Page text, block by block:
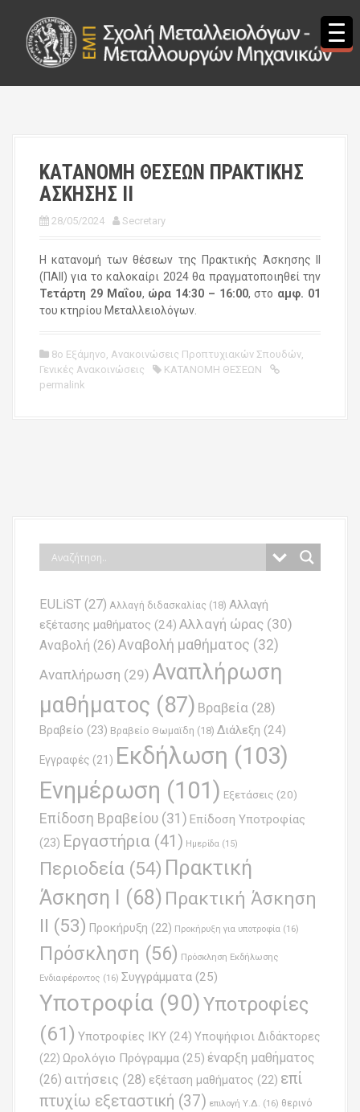
ΚΑΤΑΝΟΜΗ ΘΕΣΕΩΝ ΠΡΑΚΤΙΚΗΣ
ΑΣΚΗΣΗΣ ΙΙ
28/05/2024 Secretary
Η κατανομή των θέσεων της Πρακτικής Άσκησης ΙΙ
(ΠΑΙΙ) για το καλοκαίρι 2024 θα πραγματοποιηθεί την
Τετάρτη 29 Μαΐου, ώρα 14:30 – 16:00, στο αμφ. 01
του κτηρίου Μεταλλειολόγων.
8ο Εξάμηνο, Ανακοινώσεις Προπτυχιακών Σπουδών,
Γενικές Ανακοινώσεις
ΚΑΤΑΝΟΜΗ ΘΕΣΕΩΝ
permalink
EULiST (27) Αλλαγή διδασκαλίας (18) Αλλαγή
εξέτασης μαθήματος (24) Αλλαγή ώρας (30)
Αναβολή (26) Αναβολή μαθήματος (32)
Αναπλήρωση (29) Αναπλήρωση
μαθήματος (87) Βραβεία (28)
Βραβείο (23) Βραβείο Θωμαϊδη (18) Διάλεξη (24)
Εγγραφές (21) Εκδήλωση (103)
Ενημέρωση (101) Εξετάσεις (20)
Επίδοση Βραβείου (31) Επίδοση Υποτροφίας
(23) Εργαστήρια (41) Ημερίδα (15)
Περιοδεία (54) Πρακτική
Άσκηση Ι
(68) Πρακτική Άσκηση
ΙΙ (53) Προκήρυξη (22) Προκήρυξη για υποτροφία (16)
Πρόσκληση (56) Πρόσκληση Εκδήλωσης
Ενδιαφέροντος (16) Συγγράμματα (25)
Υποτροφία (90)Υποτροφίες
(61) Υποτροφίες ΙΚΥ (24) Υποψήφιοι Διδάκτορες
(22) Ωρολόγιο Πρόγραμμα (25) έναρξη μαθήματος
(26) αιτήσεις (28) εξέταση μαθήματος (22) επί
πτυχίω εξεταστική (37) επιλογή Υ.Δ. (16) θερινό